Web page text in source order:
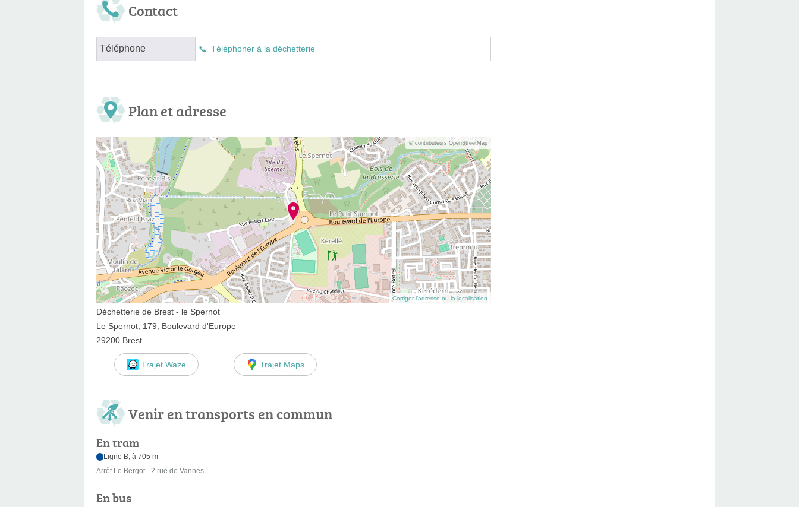
Contact
Téléphone Téléphoner à la déchetterie
Plan et adresse
© contributeurs OpenStreetMap
Corriger l’adresse ou la localisation
Déchetterie de Brest - le Spernot
Le Spernot, 179, Boulevard d'Europe
29200 Brest
Trajet Waze Trajet Maps
Venir en transports en commun
En tram
Ligne B, à 705 m
Arrêt Le Bergot - 2 rue de Vannes
En bus